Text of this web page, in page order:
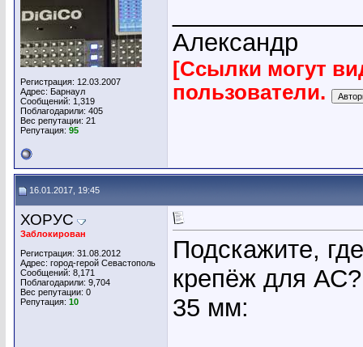
Регистрация: 12.03.2007
Адрес: Барнаул
Сообщений: 1,319
Поблагодарили: 405
Вес репутации: 21
Репутация: 95
Александр
[Ссылки могут
пользователи.
16.01.2017, 19:45
ХОРУС
Заблокирован
Регистрация: 31.08.2012
Адрес: город-герой Севастополь
Сообщений: 8,171
Поблагодарили: 9,704
Вес репутации: 0
Репутация: 10
Подскажите,
крепёж для
35 мм: